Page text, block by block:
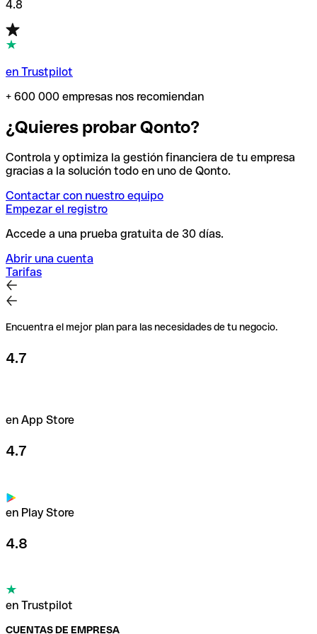
4.8
en Trustpilot
+ 600 000 empresas nos recomiendan
¿Quieres probar Qonto?
Controla y optimiza la gestión financiera de tu empresa
gracias a la solución todo en uno de Qonto.
Contactar con nuestro equipo
Empezar el registro
Accede a una prueba gratuita de 30 días.
Abrir una cuenta
Tarifas
Encuentra el mejor plan para las necesidades de tu negocio.
4.7
en App Store
4.7
en Play Store
4.8
en Trustpilot
CUENTAS DE EMPRESA